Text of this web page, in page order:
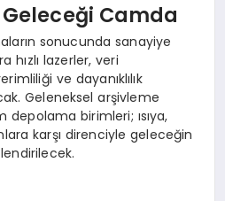
Camda
sonucunda sanayiye
hızlı lazerler, veri
ve dayanıklılık
Geleneksel arşivleme
depolama birimleri; ısıya,
karşı direnciyle geleceğin